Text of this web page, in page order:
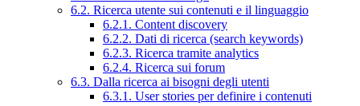
6.2. Ricerca utente sui contenuti e il linguaggio
6.2.1. Content discovery
6.2.2. Dati di ricerca (search keywords)
6.2.3. Ricerca tramite analytics
6.2.4. Ricerca sui forum
6.3. Dalla ricerca ai bisogni degli utenti
6.3.1. User stories per definire i contenuti